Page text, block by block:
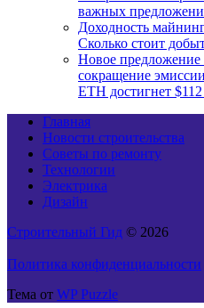
важных
Доходность
Сколько стоит
Новое предложение
сокращение
ETH достигнет
Главная
Новости строительства
Советы по ремонту
Технологии
Электрика
Дизайн
Строительный Гид © 2026
Политика конфиденциальности
Тема от WP Puzzle